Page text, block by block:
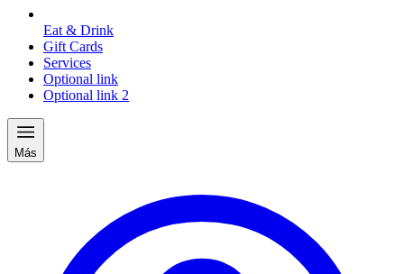
Eat & Drink
Gift Cards
Services
Optional link
Optional link 2
Más